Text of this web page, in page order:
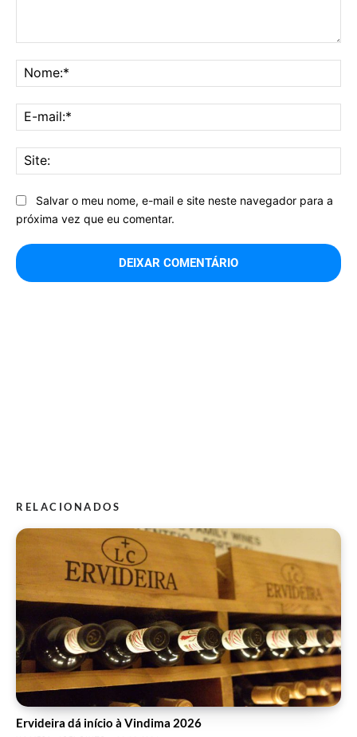
Salvar o meu nome, e-mail e site neste navegador para a
próxima vez que eu comentar.
RELACIONADOS
Ervideira dá início à Vindima 2026